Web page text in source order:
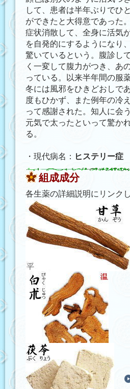
して、患者は半年ぶりでひ
ができたと大得意であった
症状消散して、全身に活気
を自発的にするようになり
驚いているという。腹診し
く一変して腹力がつき、あ
っている。以来半年間の服
冬には風邪をひきどおしで
度もひかず、また例年の冷
って感謝された。知人に会
元気で太ったといって驚か
る。
・現代病名： ヒステリー症
組成成分
各生薬の詳細説明にリンクし